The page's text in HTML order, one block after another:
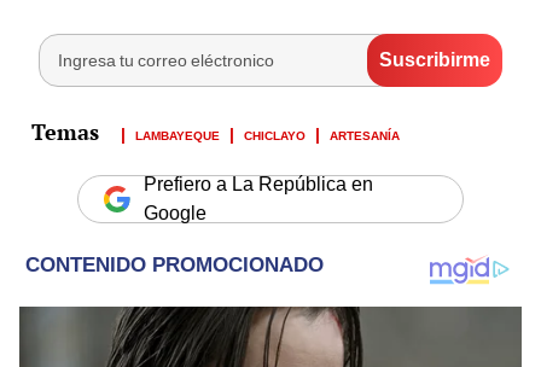
LAMBAYEQUE CHICLAYO ARTESANÍA
Prefiero a La República en
Google